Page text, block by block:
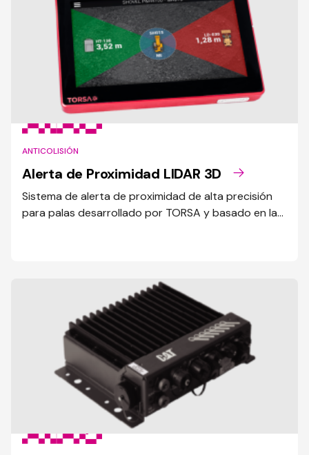
ANTICOLISIÓN
Alerta de Proximidad LIDAR 3D
Sistema de alerta de proximidad de alta precisión
para palas desarrollado por TORSA y basado en la